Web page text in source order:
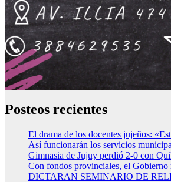
Posteos recientes
El drama de los docentes jujeños:
Así funcionarán los servicios
Gimnasia de Jujuy perdió 2-0 con
Con fondos provinciales, el Gobierno
DICTARAN SEMINARIO DE